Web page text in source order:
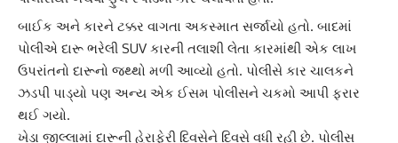
બાઈક અને કારને ટક્કર વાગતા અકસ્માત સર્જાયો હતો. બાદમાં
પોલીએ દારૂ ભરેલી SUV કારની તલાશી લેતા કારમાંથી એક લાખ
ઉપરાંતનો દારૂનો જથ્થો મળી આવ્યો હતો. પોલીસે કાર ચાલકને
ઝડપી પાડ્યો પણ અન્ય એક ઈસમ પોલીસને ચકમો આપી ફરાર
થઈ ગયો.
ખેડા જીલ્લામાં દારૂની હેરાફેરી દિવસેને દિવસે વધી રહી છે. પોલીસ